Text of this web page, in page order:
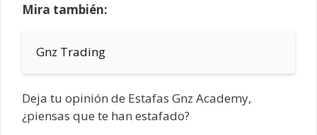
Mira también:
Gnz Trading
Deja tu opinión de Estafas Gnz Academy,
¿piensas que te han estafado?